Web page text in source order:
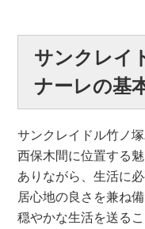
サンクレイ
ナーレの基
サンクレイドル竹ノ
西保木間に位置する
ありながら、生活に
居心地の良さを兼ね
穏やかな生活を送る